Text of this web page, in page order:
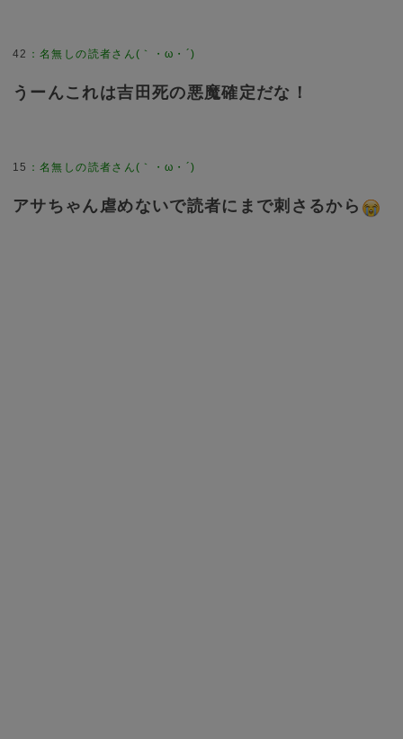
42 ：名無しの読者さん(｀・ω・´)
うーんこれは吉田死の悪魔確定だな！
15 ：名無しの読者さん(｀・ω・´)
アサちゃん虐めないで読者にまで刺さるから